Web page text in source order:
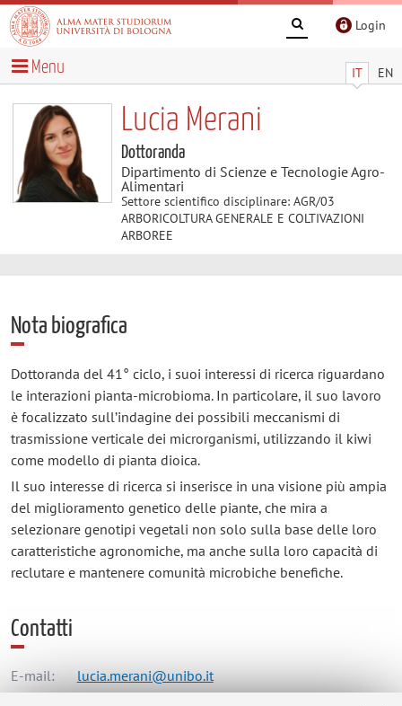
Login
IT EN
Menu
Lucia Merani
Dottoranda
Dipartimento di Scienze e Tecnologie Agro-
Alimentari
Settore scientifico disciplinare: AGR/03
ARBORICOLTURA GENERALE E COLTIVAZIONI
ARBOREE
Nota biografica
Dottoranda del 41° ciclo, i suoi interessi di ricerca riguardano
le interazioni pianta-microbioma. In particolare, il suo lavoro
è focalizzato sull’indagine dei possibili meccanismi di
trasmissione verticale dei microrganismi, utilizzando il kiwi
come modello di pianta dioica.
Il suo interesse di ricerca si inserisce in una visione più ampia
del miglioramento genetico delle piante, che mira a
selezionare genotipi vegetali non solo sulla base delle loro
caratteristiche agronomiche, ma anche sulla loro capacità di
reclutare e mantenere comunità microbiche benefiche.
Contatti
E-mail: lucia.merani@unibo.it